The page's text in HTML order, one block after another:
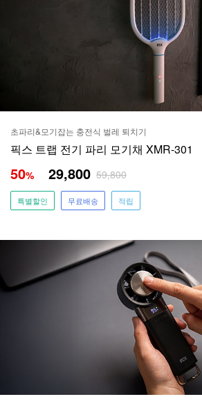
초파리&모기잡는 충전식 벌레 퇴치기
픽스 트랩 전기 파리 모기채 XMR-301
50% 29,800 59,800
특별할인 무료배송 적립